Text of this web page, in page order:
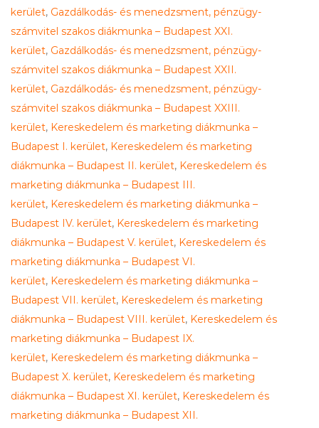
kerület, Gazdálkodás- és menedzsment, pénzügy-
számvitel szakos diákmunka – Budapest XXI.
kerület, Gazdálkodás- és menedzsment, pénzügy-
számvitel szakos diákmunka – Budapest XXII.
kerület, Gazdálkodás- és menedzsment, pénzügy-
számvitel szakos diákmunka – Budapest XXIII.
kerület, Kereskedelem és marketing diákmunka –
Budapest I. kerület, Kereskedelem és marketing
diákmunka – Budapest II. kerület, Kereskedelem és
marketing diákmunka – Budapest III.
kerület, Kereskedelem és marketing diákmunka –
Budapest IV. kerület, Kereskedelem és marketing
diákmunka – Budapest V. kerület, Kereskedelem és
marketing diákmunka – Budapest VI.
kerület, Kereskedelem és marketing diákmunka –
Budapest VII. kerület, Kereskedelem és marketing
diákmunka – Budapest VIII. kerület, Kereskedelem és
marketing diákmunka – Budapest IX.
kerület, Kereskedelem és marketing diákmunka –
Budapest X. kerület, Kereskedelem és marketing
diákmunka – Budapest XI. kerület, Kereskedelem és
marketing diákmunka – Budapest XII.